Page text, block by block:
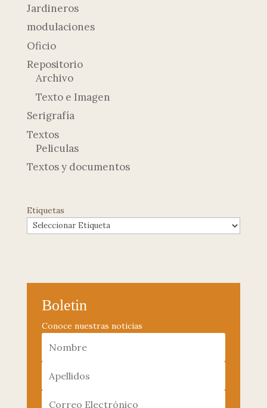
Jardineros
modulaciones
Oficio
Repositorio
Archivo
Texto e Imagen
Serigrafía
Textos
Peliculas
Textos y documentos
Etiquetas
Boletin
Conoce nuestras noticias